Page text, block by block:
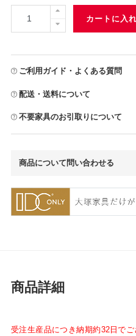
カートに入
ご利用ガイド・よくある質問
配送・送料について
不要家具のお引取りについて
商品について問い合わせる
商品詳細
受注生産品につき納期約32日で